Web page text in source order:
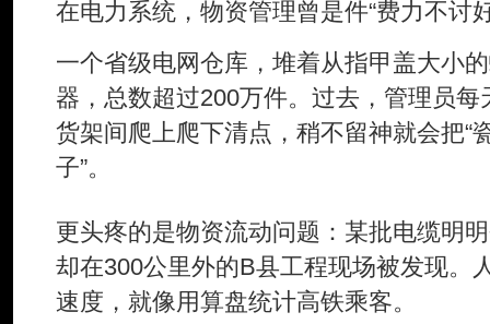
在电力系统，物资管理曾是件“费力不讨
一个省级电网仓库，堆着从指甲盖大小
器，总数超过200万件。过去，管理员
货架间爬上爬下清点，稍不留神就会把“
子”。
更头疼的是物资流动问题：某批电缆明
却在300公里外的B县工程现场被发现。
速度，就像用算盘统计高铁乘客。